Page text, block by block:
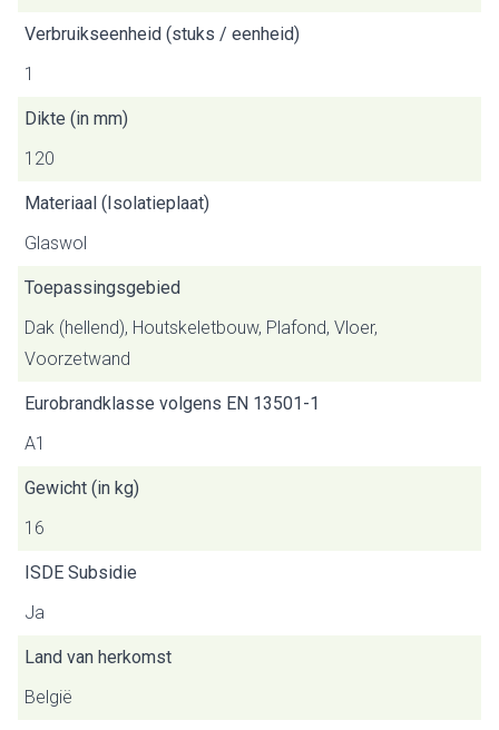
Verbruikseenheid (stuks / eenheid)
1
Dikte (in mm)
120
Materiaal (Isolatieplaat)
Glaswol
Toepassingsgebied
Dak (hellend), Houtskeletbouw, Plafond, Vloer,
Voorzetwand
Eurobrandklasse volgens EN 13501-1
A1
Gewicht (in kg)
16
ISDE Subsidie
Ja
Land van herkomst
België